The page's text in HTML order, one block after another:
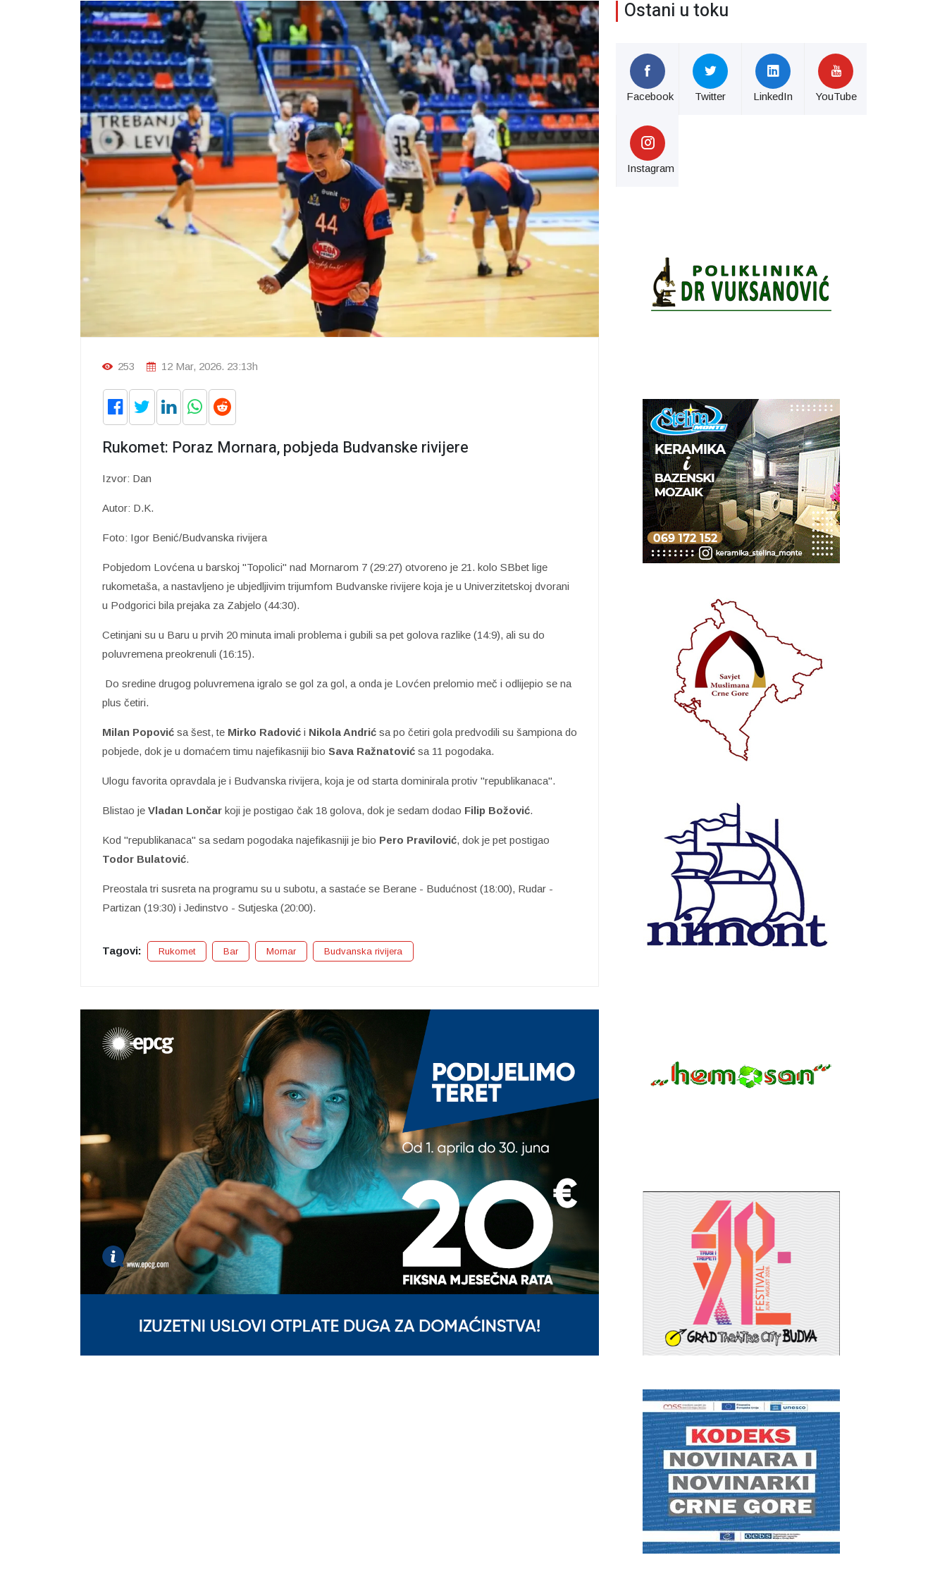
253 12 Mar, 2026. 23:13h
Rukomet: Poraz Mornara, pobjeda Budvanske rivijere
Izvor: Dan
Autor: D.K.
Foto: Igor Benić/Budvanska rivijera
Pobjedom Lovćena u barskoj "Topolici" nad Mornarom 7 (29:27) otvoreno je 21. kolo SBbet lige
rukometaša, a nastavljeno je ubjedljivim trijumfom Budvanske rivijere koja je u Univerzitetskoj dvorani
u Podgorici bila prejaka za Zabjelo (44:30).
Cetinjani su u Baru u prvih 20 minuta imali problema i gubili sa pet golova razlike (14:9), ali su do
poluvremena preokrenuli (16:15).
Do sredine drugog poluvremena igralo se gol za gol, a onda je Lovćen prelomio meč i odlijepio se na
plus četiri.
Milan Popović sa šest, te Mirko Radović i Nikola Andrić sa po četiri gola predvodili su šampiona do
pobjede, dok je u domaćem timu najefikasniji bio Sava Ražnatović sa 11 pogodaka.
Ulogu favorita opravdala je i Budvanska rivijera, koja je od starta dominirala protiv "republikanaca".
Blistao je Vladan Lončar koji je postigao čak 18 golova, dok je sedam dodao Filip Božović.
Kod "republikanaca" sa sedam pogodaka najefikasniji je bio Pero Pravilović, dok je pet postigao
Todor Bulatović.
Preostala tri susreta na programu su u subotu, a sastaće se Berane - Budućnost (18:00), Rudar -
Partizan (19:30) i Jedinstvo - Sutjeska (20:00).
Tagovi: Rukomet Bar Mornar Budvanska rivijera
Ostani u toku
Facebook Twitter LinkedIn YouTube
Instagram